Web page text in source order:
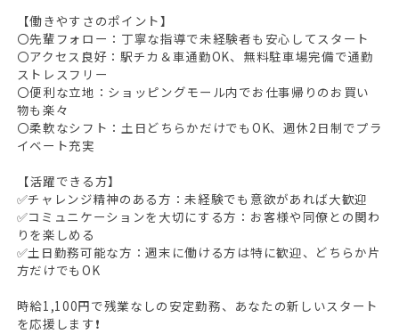
【働きやすさのポイント】
〇先輩フォロー：丁寧な指導で未経験者も安心してスタート
〇アクセス良好：駅チカ＆車通勤OK、無料駐車場完備で通勤
ストレスフリー
〇便利な立地：ショッピングモール内でお仕事帰りのお買い
物も楽々
〇柔軟なシフト：土日どちらかだけでもOK、週休2日制でプラ
イベート充実
【活躍できる方】
✅チャレンジ精神のある方：未経験でも意欲があれば大歓迎
✅コミュニケーションを大切にする方：お客様や同僚との関わ
りを楽しめる
✅土日勤務可能な方：週末に働ける方は特に歓迎、どちらか片
方だけでもOK
時給1,100円で残業なしの安定勤務、あなたの新しいスタート
を応援します❗